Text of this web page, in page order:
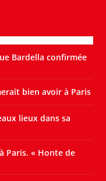
Bardella confirmée
bien avoir à Paris
lieux dans sa
Paris. « Honte de